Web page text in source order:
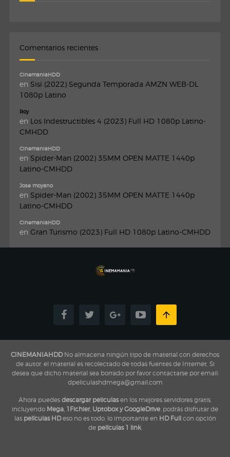
Comentarios recientes
CinemaniaHDD
en Sisi (2022) Segunda Temporada AMZN WEB-DL
1080p Latino
Roy
en Los Indestructibles 4 (2023) Full HD 1080p Latino-
CMHDD
CinemaniaHDD
en Spider-Man (2002) 35MM OPEN MATTE 1440p
Latino-CMHDD
Jose moyano
en Spider-Man (2002) 35MM OPEN MATTE 1440p
Latino-CMHDD
CinemaniaHDD
en Gran Turismo (2023) Full HD 1080p Latino-CMHDD
CINEMANIAHDDNo almacena ningún tipo de material con derechos
de autor, el material es recolectado de todas fuentes de Internet, Si
desea que dicho material sea borrado por favor contactarse por email:
dpeliculashdmega@gmail.com
Ahora puedes descargar peliculasen los mejores servidores gratis,
incluyendo Mega, 1Fichier, Uptobox y GoogleDrive , podrás disfrutar de
las películas HDeso no es todo, lo importante en HD Fullcon opción
de películas 1 link,